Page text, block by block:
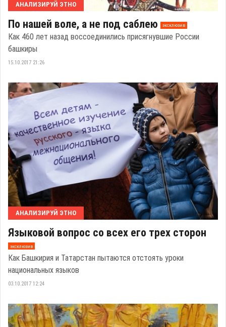
АНАЛИЗИРУЙ ЭТНО
По нашей воле, а не под саблею эксклюзив
Как 460 лет назад воссоединились присягнувшие России
башкиры
15.10.2017 21:26
АНАЛИЗИРУЙ ЭТНО
Языковой вопрос со всех его трех сторон
эксклюзив
Как Башкирия и Татарстан пытаются отстоять уроки
национальных языков
03.10.2017 12:24